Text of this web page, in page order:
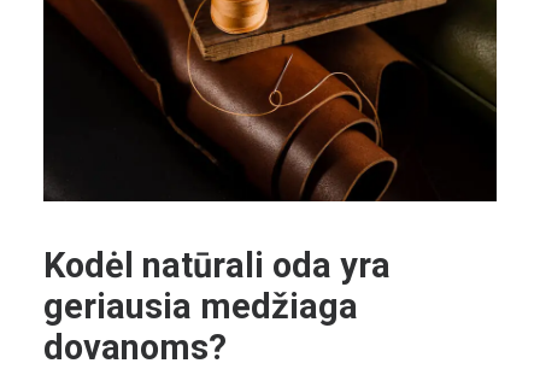
Kodėl natūrali oda yra
geriausia medžiaga
dovanoms?